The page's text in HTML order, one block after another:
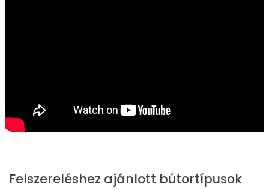
Felszereléshez ajánlott bútortípusok